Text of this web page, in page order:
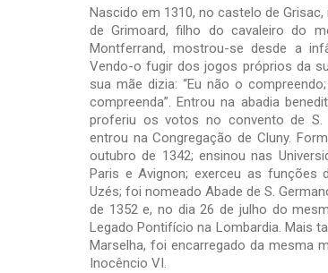
Nascido em 1310, no castelo de Grisac,
de Grimoard, filho do cavaleiro do
Montferrand, mostrou-se desde a
Vendo-o fugir dos jogos próprios da
sua mãe dizia: “Eu não o
compreenda”. Entrou na abadia
proferiu os votos no convento de S.
entrou na Congregação de Cluny.
outubro de 1342; ensinou nas
Paris e Avignon; exerceu as funções
Uzés; foi nomeado Abade de S.
de 1352 e, no dia 26 de julho do
Legado Pontifício na Lombardia. Mais
Marselha, foi encarregado da mesma
Inocêncio VI.